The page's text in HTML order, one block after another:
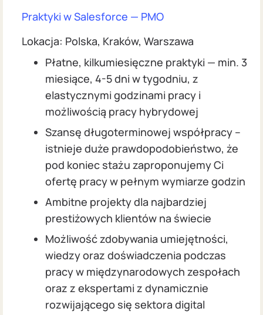
Praktyki w Salesforce — PMO
Lokacja: Polska, Kraków, Warszawa
Płatne, kilkumiesięczne praktyki — min. 3
miesiące, 4-5 dni w tygodniu, z
elastycznymi godzinami pracy i
możliwością pracy hybrydowej
Szansę długoterminowej współpracy –
istnieje duże prawdopodobieństwo, że
pod koniec stażu zaproponujemy Ci
ofertę pracy w pełnym wymiarze godzin
Ambitne projekty dla najbardziej
prestiżowych klientów na świecie
Możliwość zdobywania umiejętności,
wiedzy oraz doświadczenia podczas
pracy w międzynarodowych zespołach
oraz z ekspertami z dynamicznie
rozwijającego się sektora digital